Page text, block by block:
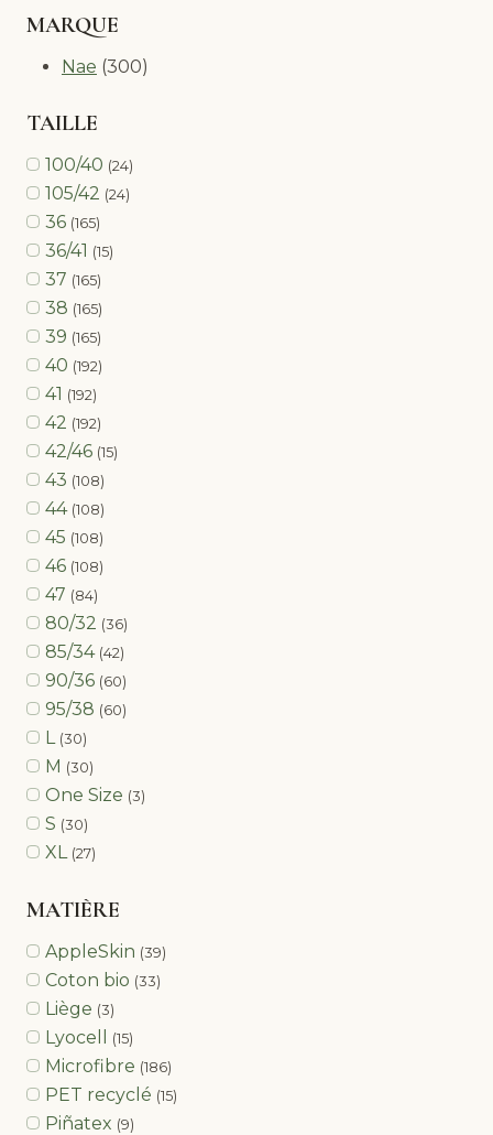
MARQUE
Nae (300)
TAILLE
100/40 (24)
105/42 (24)
36 (165)
36/41 (15)
37 (165)
38 (165)
39 (165)
40 (192)
41 (192)
42 (192)
42/46 (15)
43 (108)
44 (108)
45 (108)
46 (108)
47 (84)
80/32 (36)
85/34 (42)
90/36 (60)
95/38 (60)
L (30)
M (30)
One Size (3)
S (30)
XL (27)
MATIÈRE
AppleSkin (39)
Coton bio (33)
Liège (3)
Lyocell (15)
Microfibre (186)
PET recyclé (15)
Piñatex (9)